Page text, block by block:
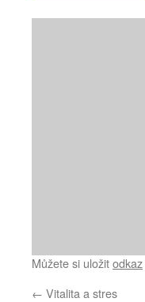
Můžete si uložitodkaz
← Vitalita a stres